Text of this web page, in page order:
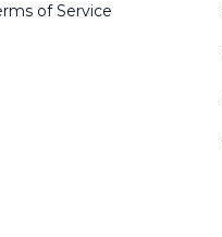
of Service